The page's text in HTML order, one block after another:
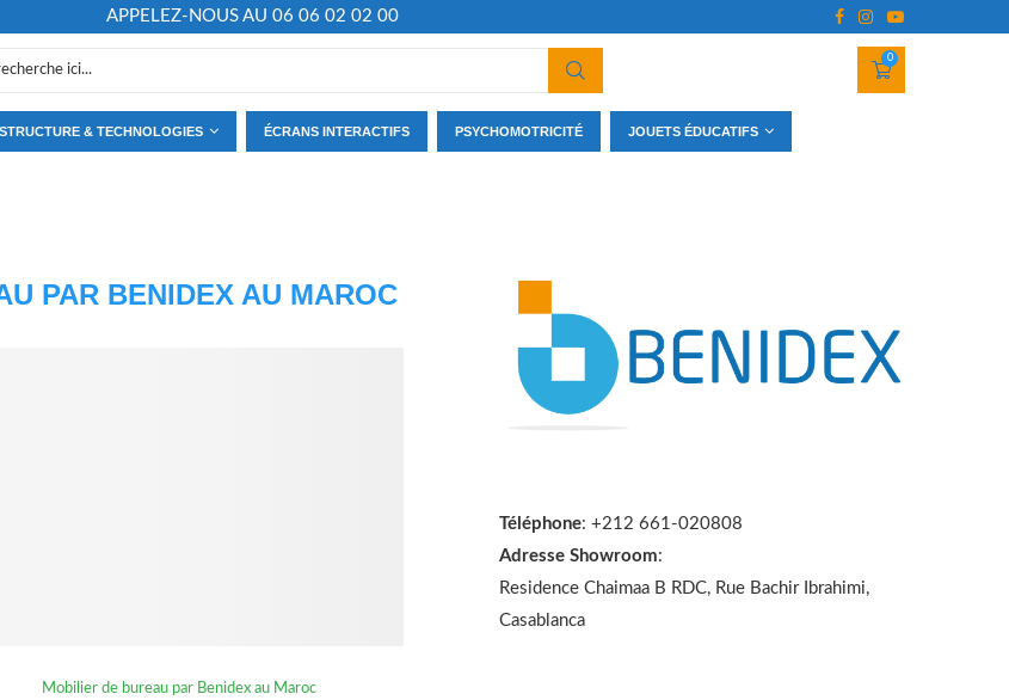
APPELEZ-NOUS AU 06 06 02 02 00
0
& TECHNOLOGIES ÉCRANS INTERACTIFS PSYCHOMOTRICITÉ JOUETS ÉDUCATIFS
PAR BENIDEX AU MAROC
Mobilier de bureau par Benidex au Maroc
Téléphone: +212 661-020808
Adresse Showroom:
Residence Chaimaa B RDC, Rue Bachir Ibrahimi,
Casablanca